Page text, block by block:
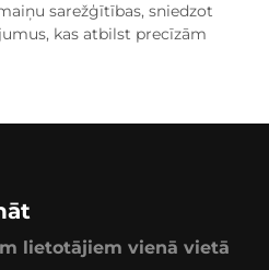
sarežģītības, sniedzot
kas atbilst precīzām
lietotājiem vienā vietā